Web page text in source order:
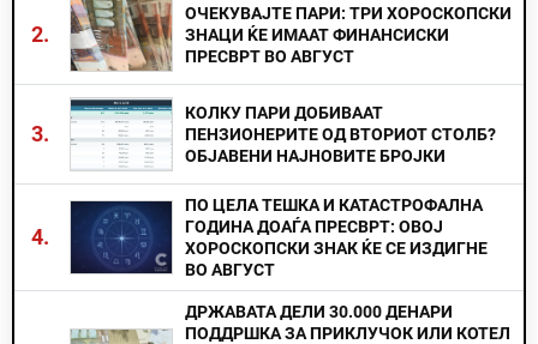
2.
ОЧЕКУВАЈТЕ ПАРИ: ТРИ ХОРОСКОПСКИ
ЗНАЦИ ЌЕ ИМААТ ФИНАНСИСКИ
ПРЕСВРТ ВО АВГУСТ
3.
КОЛКУ ПАРИ ДОБИВААТ
ПЕНЗИОНЕРИТЕ ОД ВТОРИОТ СТОЛБ?
ОБЈАВЕНИ НАЈНОВИТЕ БРОЈКИ
4.
ПО ЦЕЛА ТЕШКА И КАТАСТРОФАЛНА
ГОДИНА ДОАЃА ПРЕСВРТ: ОВОЈ
ХОРОСКОПСКИ ЗНАК ЌЕ СЕ ИЗДИГНЕ
ВО АВГУСТ
ДРЖАВАТА ДЕЛИ 30.000 ДЕНАРИ
ПОДДРШКА ЗА ПРИКЛУЧОК ИЛИ КОТЕЛ